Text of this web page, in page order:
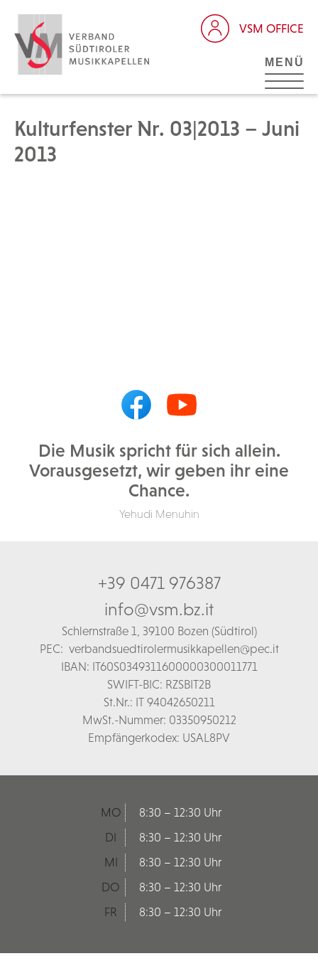
VSM OFFICE
MENÜ
Kulturfenster Nr. 03|2013 – Juni
2013
Die Musik spricht für sich allein.
Vorausgesetzt, wir geben ihr eine
Chance.
Yehudi Menuhin
+39 0471 976387
info@vsm.bz.it
Schlernstraße 1, 39100 Bozen (Südtirol)
PEC: verbandsuedtirolermusikkapellen@pec.it
IBAN: IT60S0349311600000300011771
SWIFT-BIC: RZSBIT2B
St.Nr.: IT 94042650211
MwSt.-Nummer: 03350950212
Empfängerkodex: USAL8PV
MO
8:30 – 12:30 Uhr
DI
8:30 – 12:30 Uhr
MI
8:30 – 12:30 Uhr
DO
8:30 – 12:30 Uhr
FR
8:30 – 12:30 Uhr